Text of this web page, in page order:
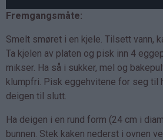
Fremgangsmåte:
Smelt smøret i en kjele. Tilsett vann,
Ta kjelen av platen og pisk inn 4
mikser. Ha så i sukker, mel og
klumpfri. Pisk eggehvitene for seg til
deigen til slutt.
Ha deigen i en rund form (24 cm i
bunnen. Stek kaken nederst i ovnen